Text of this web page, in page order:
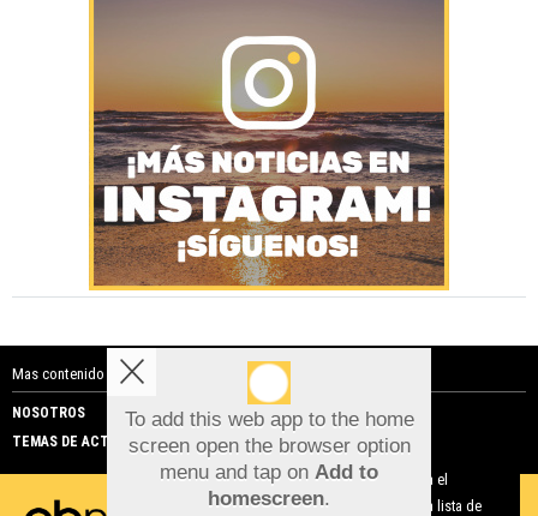
Mas contenido de Costa Blanca Noticias:
NOSOTROS
PUBLICIDAD
TEMAS DE ACTUALIDAD
To add this web app to the home
screen open the browser option
menu and tap on Add to
homescreen.
Aviso sobre el Uso de cookies:
Utilizamos cookies nuestras y de terceros para el
funcionamiento del digital. Puedes consultar la lista de